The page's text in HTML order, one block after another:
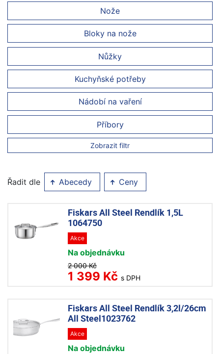
Nože
Bloky na nože
Nůžky
Kuchyňské potřeby
Nádobí na vaření
Příbory
Zobrazit filtr
Řadit dle Abecedy Ceny
Fiskars All Steel Rendlík 1,5L
1064750
Akce
Na objednávku
2 000 Kč
1 399 Kč s DPH
Fiskars All Steel Rendlík 3,2l/26cm
All Steel1023762
Akce
Na objednávku